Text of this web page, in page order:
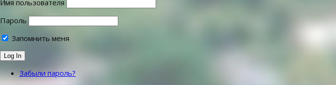
Имя пользователя
Пароль
Запомнить меня
Забыли пароль?